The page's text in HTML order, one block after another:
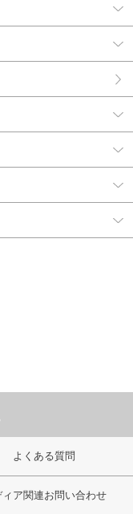
よくある質問
ィア関連お問い合わせ